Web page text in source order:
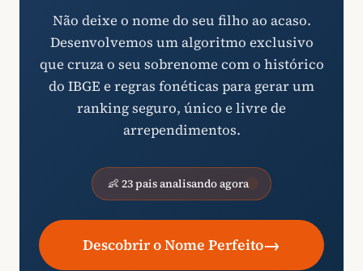
Não deixe o nome do seu filho ao acaso.
Desenvolvemos um algoritmo exclusivo
que cruza o seu sobrenome com o histórico
do IBGE e regras fonéticas para gerar um
ranking seguro, único e livre de
arrependimentos.
👶 23 pais analisando agora
Descobrir o Nome Perfeito→